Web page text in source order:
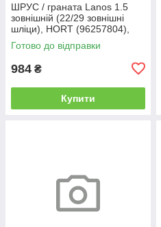
ШРУС / граната Lanos 1.5
зовнішній (22/29 зовнішні
шліци), HORT (96257804),
367785
Готово до відправки
984 ₴
Купити